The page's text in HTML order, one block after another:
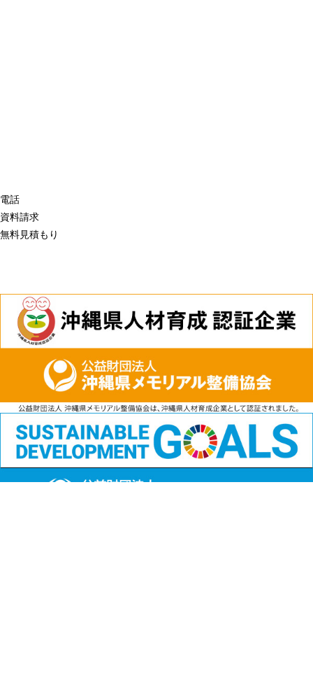
電話
資料請求
無料見積もり